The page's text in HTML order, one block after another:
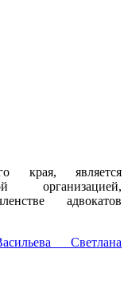
края, является
организацией,
адвокатов
Светлана